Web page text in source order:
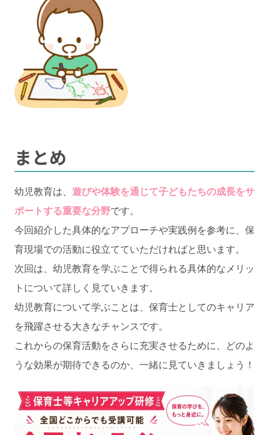
まとめ
幼児教育は、 遊びや体験を通じて子どもたちの成長をサ
ポートする重要な分野です。
今回紹介した具体的なアプローチや実践例を参考に、保
育現場での活動に役立てていただければと思います。
次回は、幼児教育を学ぶことで得られる具体的なメリッ
トについて詳しく見ていきます。
幼児教育について学ぶことは、保育士としてのキャリア
を飛躍させる大きなチャンスです。
これからの保育活動をさらに充実させるために、どのよ
うな効果が期待できるのか、一緒に見ていきましょう！